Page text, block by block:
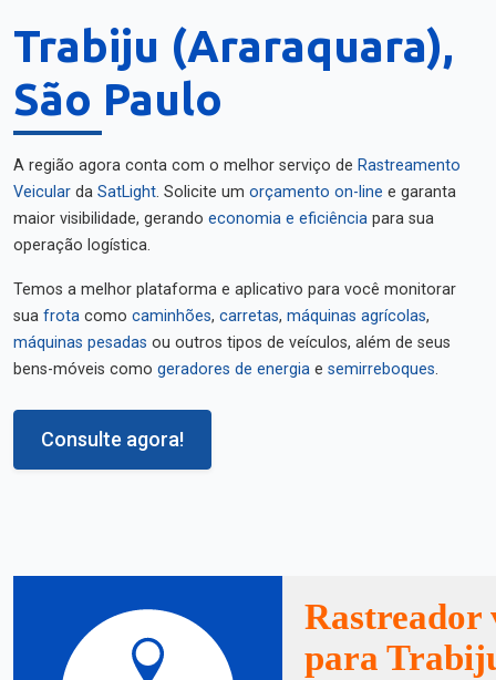
Trabiju (Araraquara),
São Paulo
A região agora conta com o melhor serviço de Rastreamento
Veicular da SatLight. Solicite um orçamento on-line e garanta
maior visibilidade, gerando economia e eficiência para sua
operação logística.
Temos a melhor plataforma e aplicativo para você monitorar
sua frota como caminhões, carretas, máquinas agrícolas,
máquinas pesadas ou outros tipos de veículos, além de seus
bens-móveis como geradores de energia e semirreboques.
Consulte agora!
Rastreador
para